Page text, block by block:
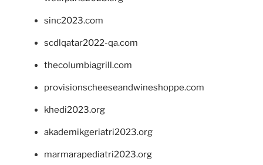
sinc2023.com
scdlqatar2022-qa.com
thecolumbiagrill.com
provisionscheeseandwineshoppe.com
khedi2023.org
akademikgeriatri2023.org
marmarapediatri2023.org